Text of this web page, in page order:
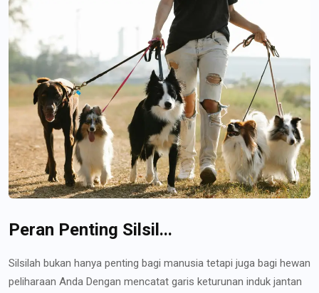
Peran Penting Silsil...
Silsilah bukan hanya penting bagi manusia tetapi juga bagi hewan
peliharaan Anda Dengan mencatat garis keturunan induk jantan